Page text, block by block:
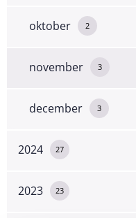
oktober 2
november 3
december 3
2024 27
2023 23